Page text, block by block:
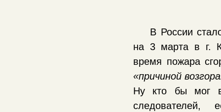
В России
на 3 марта в г.
время пожара
«причиной
Ну кто бы мог в